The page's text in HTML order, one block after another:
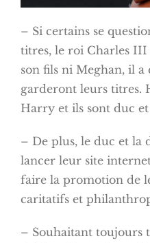
– Si certains se
titres, le roi Charles
son fils ni Meghan, il a
garderont leurs titres.
Harry et ils sont duc et
– De plus, le duc et la
lancer leur site
faire la promotion de
caritatifs et
– Souhaitant toujours